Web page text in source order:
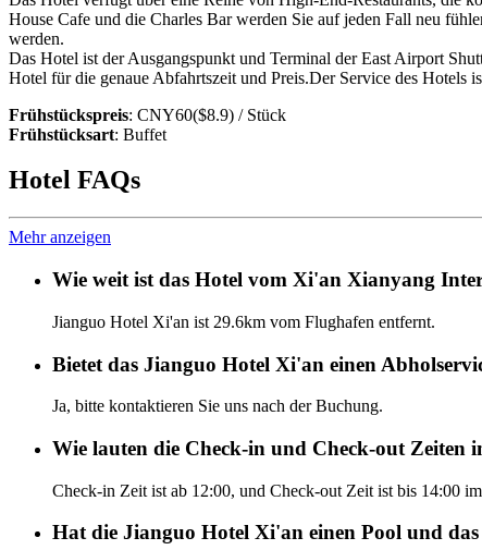
House Cafe und die Charles Bar werden Sie auf jeden Fall neu
werden.
Das Hotel ist der Ausgangspunkt und Terminal der East Airport
Hotel für die genaue Abfahrtszeit und Preis.Der Service des Hotels
Frühstückspreis: CNY60($8.9) / Stück
Frühstücksart: Buffet
Hotel FAQs
Mehr anzeigen
Wie weit ist das Hotel vom Xi'an Xianyang
Jianguo Hotel Xi'an ist 29.6km vom Flughafen entfernt.
Bietet das Jianguo Hotel Xi'an einen
Ja, bitte kontaktieren Sie uns nach der Buchung.
Wie lauten die Check-in und Check-out Zeiten
Check-in Zeit ist ab 12:00, und Check-out Zeit ist bis 14:00
Hat die Jianguo Hotel Xi'an einen Pool und das